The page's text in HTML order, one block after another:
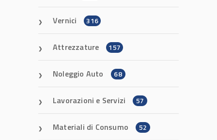
Vernici 316
Attrezzature 157
Noleggio Auto 68
Lavorazioni e Servizi 57
Materiali di Consumo 52